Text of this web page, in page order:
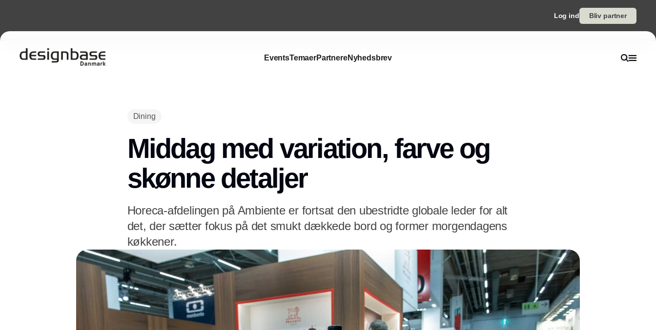
Log ind Bliv partner
EventsTemaerPartnereNyhedsbrev
Dining
Middag med variation, farve og
skønne detaljer
Horeca-afdelingen på Ambiente er fortsat den ubestridte globale leder for alt
det, der sætter fokus på det smukt dækkede bord og former morgendagens
køkkener.